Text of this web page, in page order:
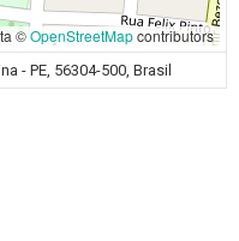
©OpenStreetMapcontributors
- PE, 56304-500, Brasil